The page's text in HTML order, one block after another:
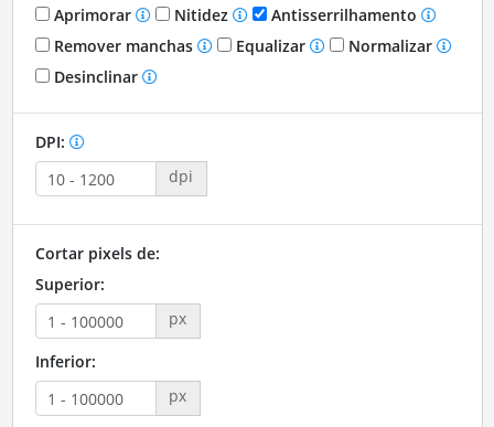
Aprimorar Nitidez
Antisserrilhamento
Remover manchas
Equalizar
Normalizar
Desinclinar
DPI:
dpi
Cortar pixels de:
Superior:
px
Inferior:
px